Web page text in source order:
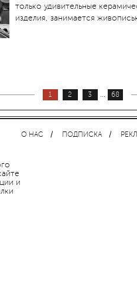
только удивительные
изделия, занимается
1 2 3 ... 68
и
О НАС ПОДПИСКА